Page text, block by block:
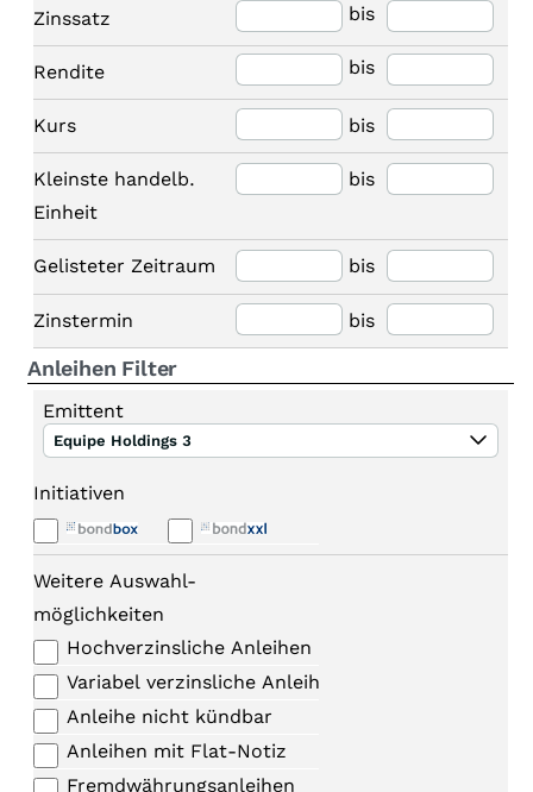
Zinssatz bis
Rendite bis
Kurs bis
Kleinste handelb.
Einheit
bis
Gelisteter Zeitraum bis
Zinstermin bis
Anleihen Filter
Emittent
Equipe Holdings 3
Initiativen
Weitere Auswahl-
möglichkeiten
Hochverzinsliche Anleihen
Variabel verzinsliche Anleihen
Anleihe nicht kündbar
Anleihen mit Flat-Notiz
Fremdwährungsanleihen